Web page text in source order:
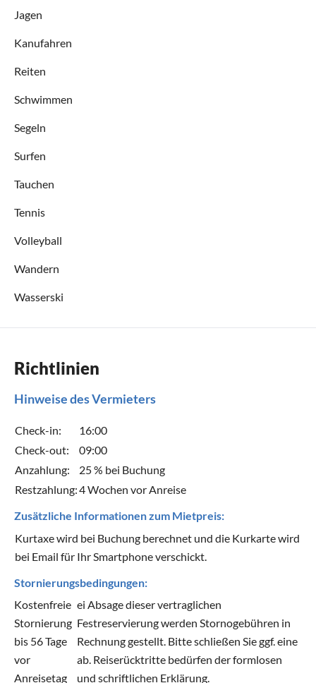
Jagen
Kanufahren
Reiten
Schwimmen
Segeln
Surfen
Tauchen
Tennis
Volleyball
Wandern
Wasserski
Richtlinien
Hinweise des Vermieters
Check-in:
16:00
Check-out:
09:00
Anzahlung:
25 % bei Buchung
Restzahlung:4 Wochen vor Anreise
Zusätzliche Informationen zum Mietpreis:
Kurtaxe wird bei Buchung berechnet und die Kurkarte wird
bei Email für Ihr Smartphone verschickt.
Stornierungsbedingungen:
Kostenfreie
Stornierung
bis 56 Tage
vor
Anreisetag
ei Absage dieser vertraglichen
Festreservierung werden Stornogebühren in
Rechnung gestellt. Bitte schließen Sie ggf. eine
ab. Reiserücktritte bedürfen der formlosen
und schriftlichen Erklärung.